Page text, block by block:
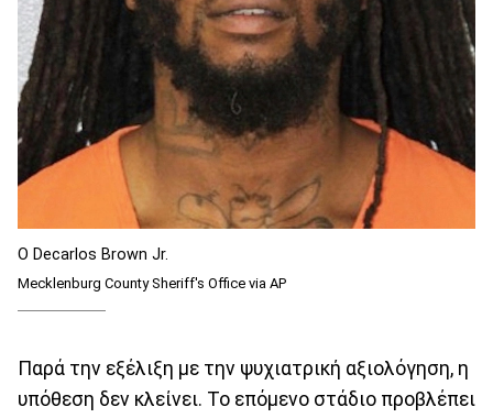
Ο Decarlos Brown Jr.
Mecklenburg County Sheriff's Office via AP
Παρά την εξέλιξη με την ψυχιατρική αξιολόγηση, η
υπόθεση δεν κλείνει. Το επόμενο στάδιο προβλέπει